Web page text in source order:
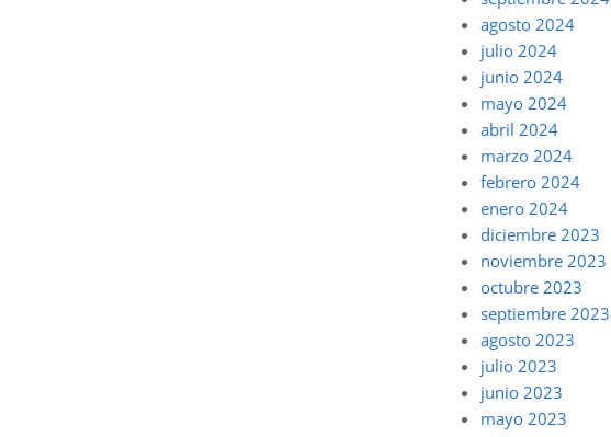
agosto 2024
julio 2024
junio 2024
mayo 2024
abril 2024
marzo 2024
febrero 2024
enero 2024
diciembre 2023
noviembre 2023
octubre 2023
septiembre 2023
agosto 2023
julio 2023
junio 2023
mayo 2023